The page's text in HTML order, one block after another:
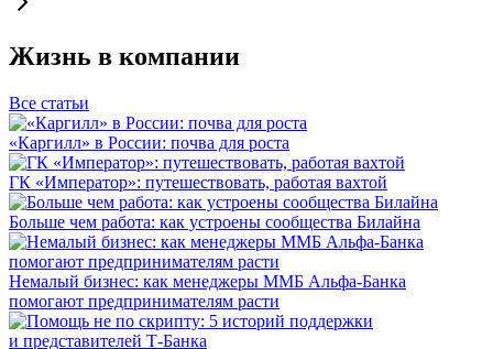
Жизнь в компании
Все статьи
«Каргилл» в России: почва для роста
ГК «Император»: путешествовать, работая вахтой
Больше чем работа: как устроены сообщества Билайна
Немалый бизнес: как менеджеры ММБ Альфа-Банка
помогают предпринимателям расти